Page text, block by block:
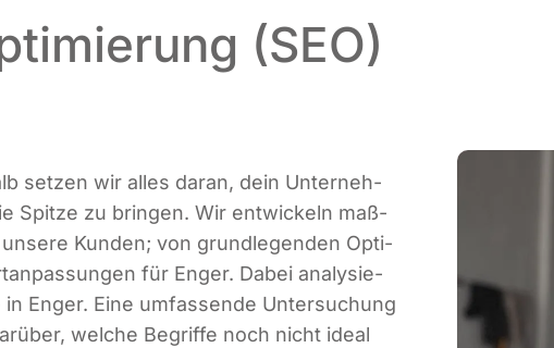
(SEO)
set­zen wir alles dar­an, dein Unter­neh­
Spit­ze zu brin­gen. Wir ent­wi­ckeln maß­
Kun­den; von grund­le­gen­den Opti­
für Enger. Dabei ana­ly­sie­
Enger. Eine umfas­sen­de Unter­su­chung
wel­che Begrif­fe noch nicht ide­al